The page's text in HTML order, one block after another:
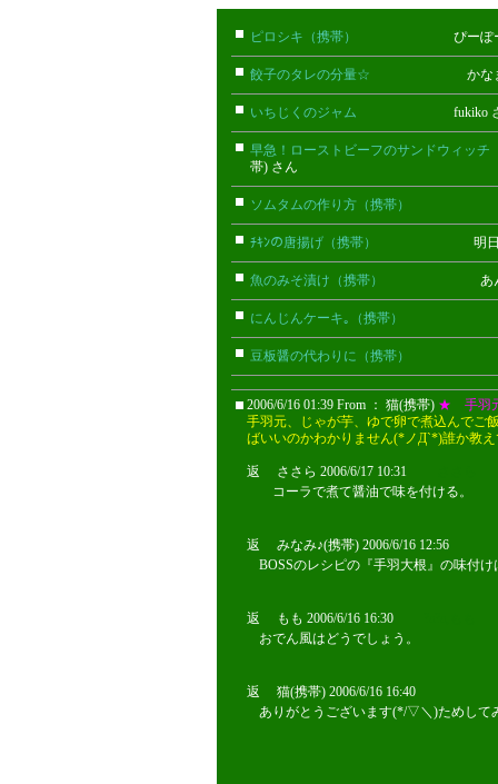
ピロシキ（携帯） ぴーぽー(携
餃子のタレの分量☆ かなまる
いちじくのジャム fukiko さ
早急！ローストビーフのサンドウィッチ
帯) さん
ソムタムの作り方（携帯）
ﾁｷﾝの唐揚げ（携帯） 明日の(携
魚のみそ漬け（携帯） あん(携
にんじんケーキ｡（携帯）
豆板醤の代わりに（携帯）
2006/6/16 01:39 From ： 猫(携帯) ★ 手羽元
手羽元、じゃが芋、ゆで卵で煮込んでご
ばいいのかわかりません(*ノД`*)誰か教え
返 ささら 2006/6/17 10:31
コーラで煮て醤油で味を付ける。
返 みなみ♪(携帯) 2006/6/16 12:56
BOSSのレシピの『手羽大根』の味付
返 もも 2006/6/16 16:30
おでん風はどうでしょう。
返 猫(携帯) 2006/6/16 16:40
ありがとうございます(*/▽＼)ためして